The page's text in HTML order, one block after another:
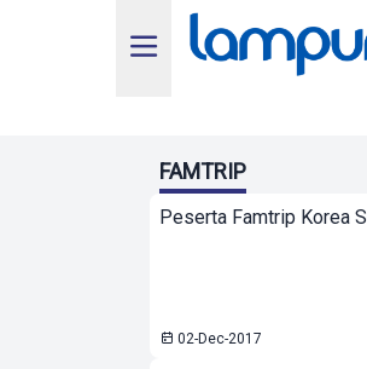
FAMTRIP
Peserta Famtrip Korea
02-Dec-2017